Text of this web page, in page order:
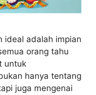
ideal adalah impian
orang tahu
untuk
hanya tentang
juga mengenai